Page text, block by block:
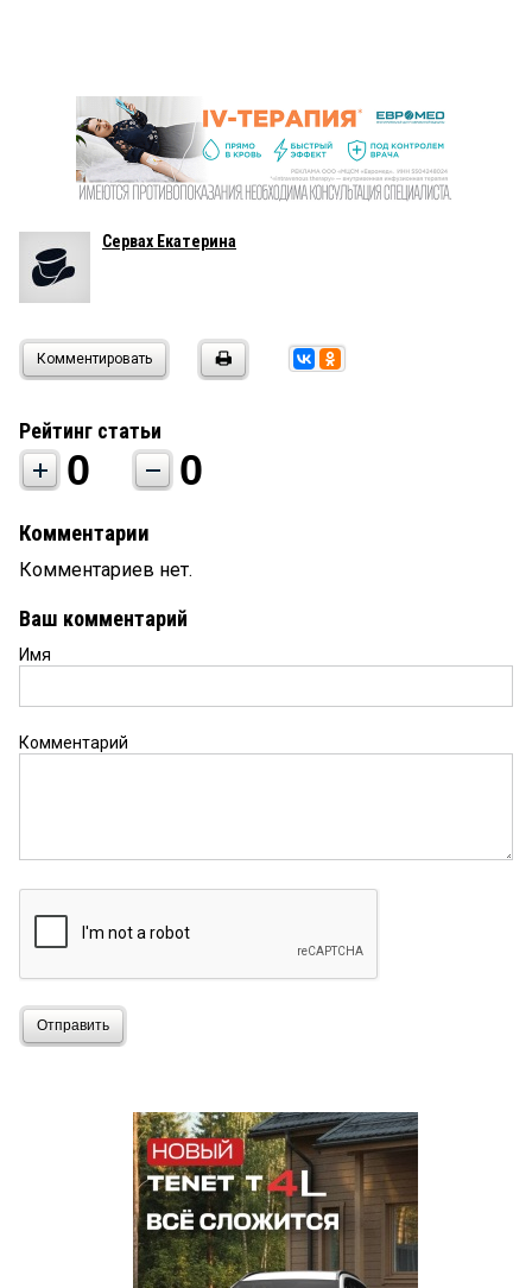
Сервах Екатерина
Комментировать
Рейтинг статьи
0 0
Комментарии
Комментариев нет.
Ваш комментарий
Имя
Комментарий
Отправить